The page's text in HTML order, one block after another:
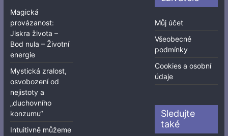
Magická
provázanost:
Jiskra života –
Bod nula – Životní
energie
Mystická zralost,
osvobození od
nejistoty a
„duchovního
konzumu“
Intuitivně můžeme
Můj účet
Všeobecné
podmínky
Cookies a osobní
údaje
Sledujte
také